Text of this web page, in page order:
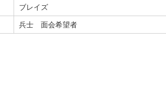
ブレイズ
兵士 面会希望者